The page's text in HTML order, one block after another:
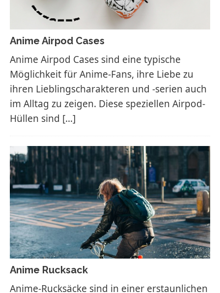
Anime Airpod Cases
Anime Airpod Cases sind eine typische
Möglichkeit für Anime-Fans, ihre Liebe zu
ihren Lieblingscharakteren und -serien auch
im Alltag zu zeigen. Diese speziellen Airpod-
Hüllen sind […]
Anime Rucksack
Anime-Rucksäcke sind in einer erstaunlichen